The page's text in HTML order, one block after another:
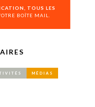
TOUS LES
BOÎTE MAIL.
MÉDIAS